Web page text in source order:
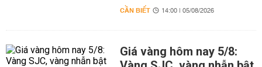
CẦN BIẾT 14:00 | 05/08/2026
Giá vàng hôm nay 5/8: